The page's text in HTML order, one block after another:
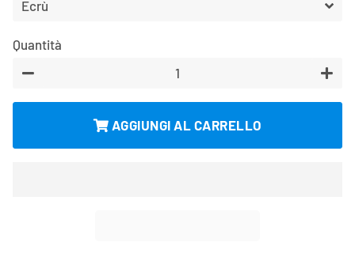
Quantità
AGGIUNGI AL CARRELLO